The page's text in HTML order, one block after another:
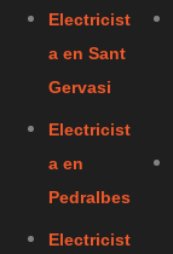
Electricist
a en Sant
Gervasi
Electricist
a en
Pedralbes
Electricist